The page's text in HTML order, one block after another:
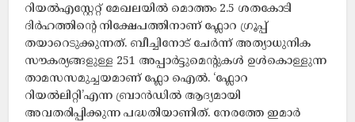
റിയൽഎസ്റ്റേറ്റ് മേഖലയിൽ മൊത്തം 2.5 ശതകോടി
ദിർഹത്തിന്‍റെ നിക്ഷേപത്തിനാണ് ഫ്ലോറ ഗ്രൂപ്പ്
തയാറെടുക്കുന്നത്. ബീച്ചിനോട് ചേർന്ന് അത്യാധുനിക
സൗകര്യങ്ങളുള്ള 251 അപ്പാർട്ടുമെന്റുകൾ ഉൾകൊള്ളുന്ന
താമസസമുച്ചയമാണ് ഫ്ലോ ഐൽ. ‘ഫ്ലോറ
റിയൽലിറ്റി’എന്ന ബ്രാൻഡിൽ ആദ്യമായി
അവതരിപ്പിക്കുന്ന പദ്ധതിയാണിത്. നേരത്തേ ഇമാർ